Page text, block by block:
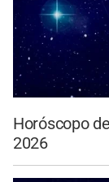
Horóscopo
2026